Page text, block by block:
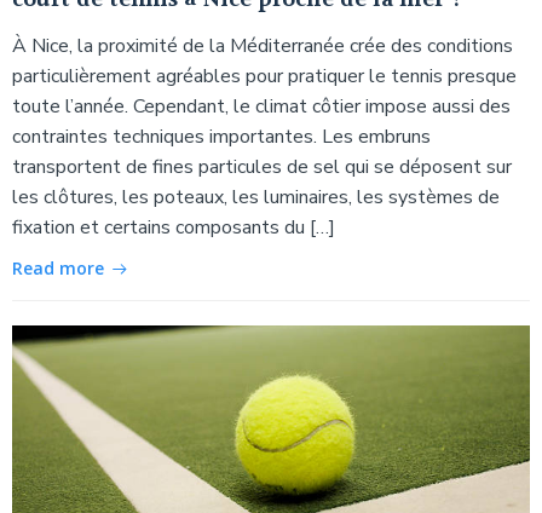
À Nice, la proximité de la Méditerranée crée des conditions
particulièrement agréables pour pratiquer le tennis presque
toute l’année. Cependant, le climat côtier impose aussi des
contraintes techniques importantes. Les embruns
transportent de fines particules de sel qui se déposent sur
les clôtures, les poteaux, les luminaires, les systèmes de
fixation et certains composants du […]
Read more